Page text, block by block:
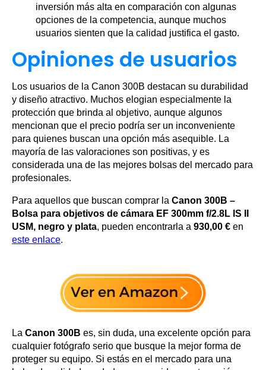
inversión más alta en comparación con algunas
opciones de la competencia, aunque muchos
usuarios sienten que la calidad justifica el gasto.
Opiniones de usuarios
Los usuarios de la Canon 300B destacan su durabilidad
y diseño atractivo. Muchos elogian especialmente la
protección que brinda al objetivo, aunque algunos
mencionan que el precio podría ser un inconveniente
para quienes buscan una opción más asequible. La
mayoría de las valoraciones son positivas, y es
considerada una de las mejores bolsas del mercado para
profesionales.
Para aquellos que buscan comprar la Canon 300B –
Bolsa para objetivos de cámara EF 300mm f/2.8L IS II
USM, negro y plata, pueden encontrarla a 930,00 € en
este enlace.
La Canon 300B es, sin duda, una excelente opción para
cualquier fotógrafo serio que busque la mejor forma de
proteger su equipo. Si estás en el mercado para una